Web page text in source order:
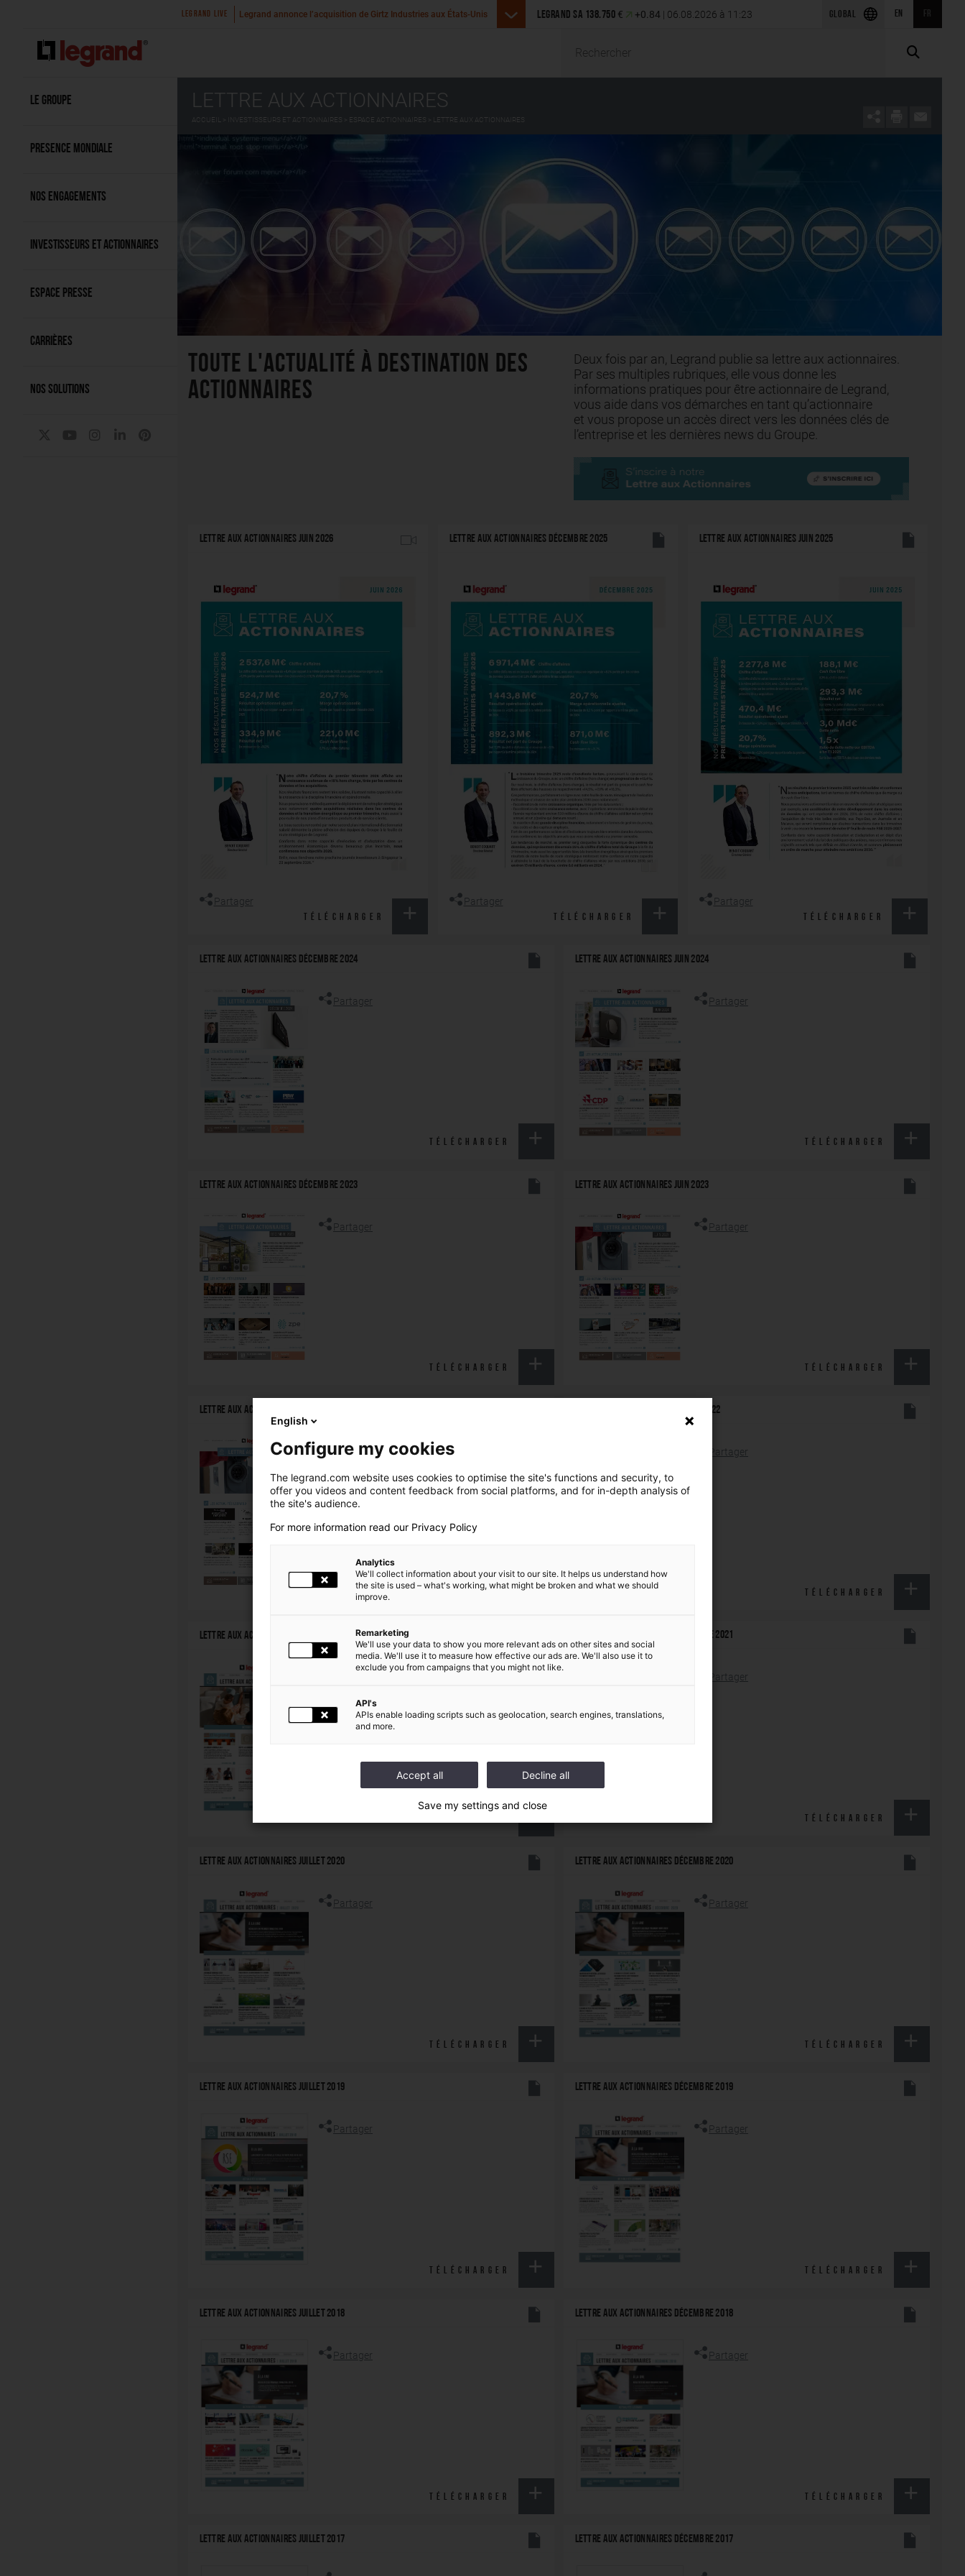
LE GROUPE
PRESENCE MONDIALE
NOS ENGAGEMENTS
INVESTISSEURS ET ACTIONNAIRES
ESPACE PRESSE
CARRIÈRES
NOS SOLUTIONS
LETTRE AUX ACTIONNAIRES
ACCUEIL INVESTISSEURS ET ACTIONNAIRES ESPACE ACTIONNAIRES LETTRE AUX ACTIONNAIRES
Toute l'actualité à destination des
actionnaires
Deux fois par an, Legrand publie sa lettre aux actionnaires.
Par ses multiples rubriques, elle vous donne les
informations pratiques pour être actionnaire de Legrand,
vous aide dans vos démarches en tant qu’actionnaire
et vous propose un accès direct vers les données clés de
l’entreprise et les dernières news du Groupe.
LETTRE AUX ACTIONNAIRES JUIN 2026
Partager
TÉLÉCHARGER
LETTRE AUX ACTIONNAIRES DÉCEMBRE 2025
Partager
TÉLÉCHARGER
LETTRE AUX ACTIONNAIRES JUIN 2025
Partager
TÉLÉCHARGER
LETTRE AUX ACTIONNAIRES DÉCEMBRE 2024
Partager
TÉLÉCHARGER
LETTRE AUX ACTIONNAIRES JUIN 2024
Partager
TÉLÉCHARGER
LETTRE AUX ACTIONNAIRES DÉCEMBRE 2023
Partager
TÉLÉCHARGER
LETTRE AUX ACTIONNAIRES JUIN 2023
Partager
TÉLÉCHARGER
LETTRE AUX ACTIONNAIRES DÉCEMBRE 2022
Partager
TÉLÉCHARGER
LETTRE AUX ACTIONNAIRES JUILLET 2022
Partager
TÉLÉCHARGER
LETTRE AUX ACTIONNAIRES NOVEMBRE 2021
Partager
TÉLÉCHARGER
LETTRE AUX ACTIONNAIRES JUILLET 2021
LETTRE AUX ACTIONNAIRES DÉCEMBRE 2020
Partager
TÉLÉCHARGER
LETTRE AUX ACTIONNAIRES JUILLET 2020
Partager
TÉLÉCHARGER
LETTRE AUX ACTIONNAIRES DÉCEMBRE 2019
Partager
TÉLÉCHARGER
LETTRE AUX ACTIONNAIRES JUILLET 2019
Partager
TÉLÉCHARGER
LETTRE AUX ACTIONNAIRES DÉCEMBRE 2018
Partager
TÉLÉCHARGER
LETTRE AUX ACTIONNAIRES JUILLET 2018
Partager
TÉLÉCHARGER
LETTRE AUX ACTIONNAIRES DÉCEMBRE 2017
LETTRE AUX ACTIONNAIRES JUILLET 2017
LEGRAND LIVE Legrand annonce l’acquisition de Girtz Industries aux États-Unis
Legrand annonce l’acquisition de SRS Power Engineering en
Malaisie
Publication du premier trimestre 2026
LEGRAND SA 138.750 € +0.84 | 06.08.2026 à 11:23 GLOBAL EN FR
English
Configure my cookies
The legrand.com website uses cookies to optimise the site's functions and security, to
offer you videos and content feedback from social platforms, and for in-depth analysis of
the site's audience.
For more information read our Privacy Policy
Analytics
We'll collect information about your visit to our site. It helps us understand how
the site is used – what's working, what might be broken and what we should
improve.
Remarketing
We'll use your data to show you more relevant ads on other sites and social
media. We'll use it to measure how effective our ads are. We'll also use it to
exclude you from campaigns that you might not like.
API's
APIs enable loading scripts such as geolocation, search engines, translations,
and more.
Accept all Decline all
Save my settings and close